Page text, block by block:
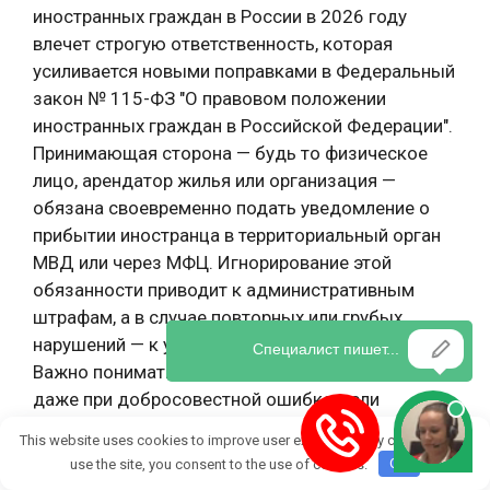
иностранных граждан в России в 2026 году
влечет строгую ответственность, которая
усиливается новыми поправками в Федеральный
закон № 115-ФЗ "О правовом положении
иностранных граждан в Российской Федерации".
Принимающая сторона — будь то физическое
лицо, арендатор жилья или организация —
обязана своевременно подать уведомление о
прибытии иностранца в территориальный орган
МВД или через МФЦ. Игнорирование этой
обязанности приводит к административным
штрафам, а в случае повторных или грубых
нарушений — к уголовному преследованию.
Важно понимать, что ответственность наступает
даже при добросовестной ошибке, если
уведомление не подано в 7-дневный срок с
момента прибытия гостя.
This website uses cookies to improve user experience. By continuing to
use the site, you consent to the use of cookies.
OK